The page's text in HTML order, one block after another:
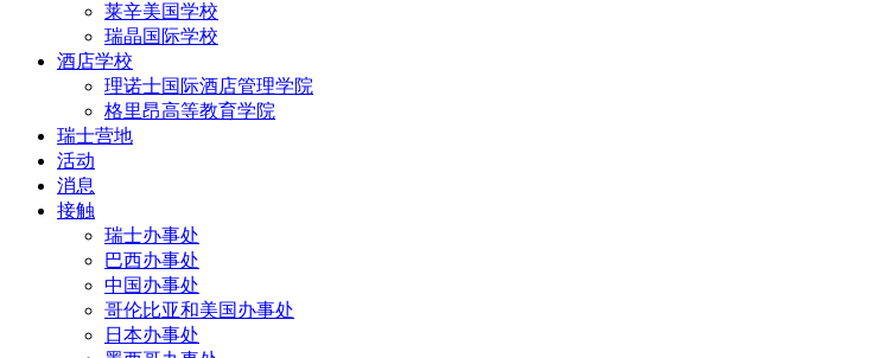
莱辛美国学校
瑞晶国际学校
酒店学校
理诺士国际酒店管理学院
格里昂高等教育学院
瑞士营地
活动
消息
接触
瑞士办事处
巴西办事处
中国办事处
哥伦比亚和美国办事处
日本办事处